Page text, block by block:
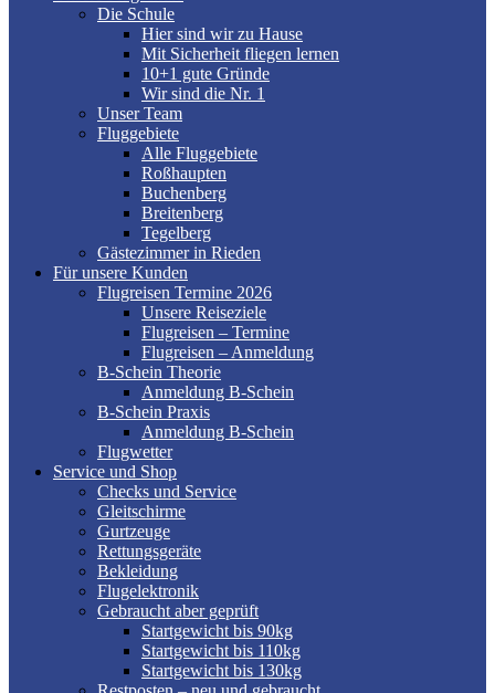
Die Schule
Hier sind wir zu Hause
Mit Sicherheit fliegen lernen
10+1 gute Gründe
Wir sind die Nr. 1
Unser Team
Fluggebiete
Alle Fluggebiete
Roßhaupten
Buchenberg
Breitenberg
Tegelberg
Gästezimmer in Rieden
Für unsere Kunden
Flugreisen Termine 2026
Unsere Reiseziele
Flugreisen – Termine
Flugreisen – Anmeldung
B-Schein Theorie
Anmeldung B-Schein
B-Schein Praxis
Anmeldung B-Schein
Flugwetter
Service und Shop
Checks und Service
Gleitschirme
Gurtzeuge
Rettungsgeräte
Bekleidung
Flugelektronik
Gebraucht aber geprüft
Startgewicht bis 90kg
Startgewicht bis 110kg
Startgewicht bis 130kg